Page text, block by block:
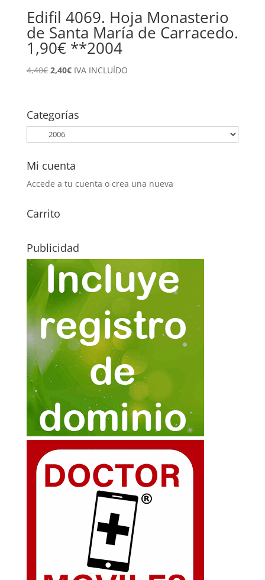
Edifil 4069. Hoja Monasterio
de Santa María de Carracedo.
1,90€ **2004
4,40€ El
4,40€.
2,40€El
2,40€.
IVA INCLUÍDO
Categorías
Mi cuenta
Accede a tu cuenta o crea una nueva
Carrito
Publicidad